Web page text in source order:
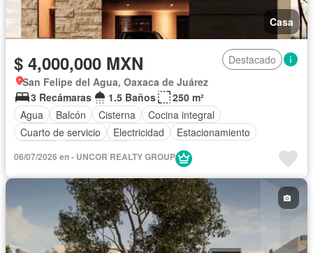
Casa
$ 4,000,000 MXN
Destacado
San Felipe del Agua, Oaxaca de Juárez
3 Recámaras
1.5 Baños
250 m²
Agua
Balcón Cisterna
Cocina integral
Cuarto de servicio
Electricidad
Estacionamiento
06/07/2026 en - UNCOR REALTY GROUP